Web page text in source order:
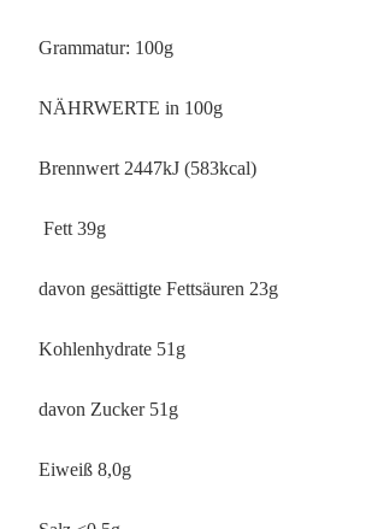
Grammatur: 100g
NÄHRWERTE in 100g
Brennwert 2447kJ (583kcal)
Fett 39g
davon gesättigte Fettsäuren 23g
Kohlenhydrate 51g
davon Zucker 51g
Eiweiß 8,0g